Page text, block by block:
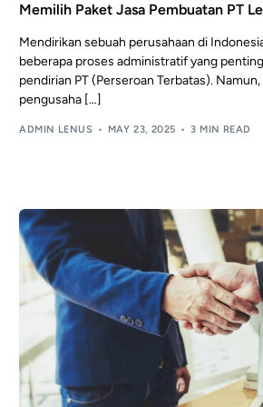
Memilih Paket Jasa Pembuatan PT
Mendirikan sebuah perusahaan di
beberapa proses administratif yang
pendirian PT (Perseroan Terbatas).
pengusaha […]
ADMIN LENUS MAY 23, 2025 3 MIN READ